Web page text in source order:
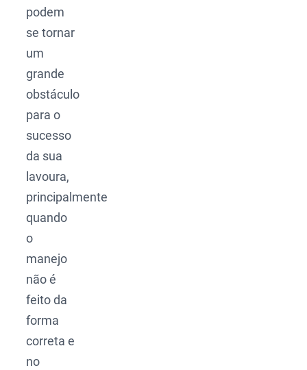
podem
se tornar
um
grande
obstáculo
para o
sucesso
da sua
lavoura,
principalmente
quando
o
manejo
não é
feito da
forma
correta e
no